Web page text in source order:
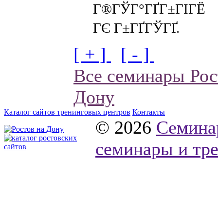
Г®ГЎГ°ГҐГ±ГІГЁ
ГЄ Г±ГҐГЎГҐ.
[ + ]
[ - ]
Все семинары
Дону
Каталог сайтов тренинговых центров Контакты
© 2026
семинары и